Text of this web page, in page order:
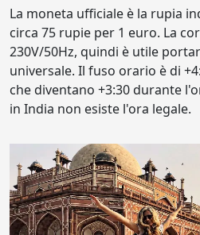
La moneta ufficiale è la rupia
circa 75 rupie per 1 euro. La
230V/50Hz, quindi è utile
universale. Il fuso orario è di
che diventano +3:30 durante
in India non esiste l'ora legale.